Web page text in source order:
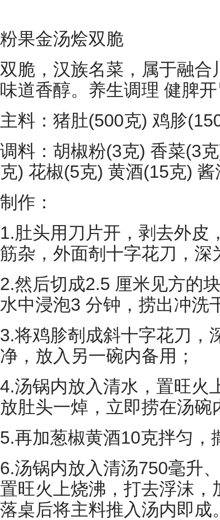
粉果金汤烩双脆
双脆，汉族名菜，属于融
味道香醇。养生调理 健脾
主料：猪肚(500克) 鸡胗
调料：胡椒粉(3克) 香菜(3
克) 花椒(5克) 黄酒(15克)
制作：
1.肚头用刀片开，剥去外皮
筋杂，外面剞十字花刀，
2.然后切成2.5 厘米见方的
水中浸泡3 分钟，捞出冲洗
3.将鸡胗剞成斜十字花刀，
净，放入另一碗内备用；
4.汤锅内放入清水，置旺火
放肚头一焯，立即捞在汤碗
5.再加葱椒黄酒10克拌匀，
6.汤锅内放入清汤750毫升
置旺火上烧沸，打去浮沫
落桌后将主料推入汤内即成